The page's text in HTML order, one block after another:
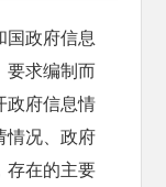
国政府信息
要求编制而
政府信息情
情况、政府
存在的主要